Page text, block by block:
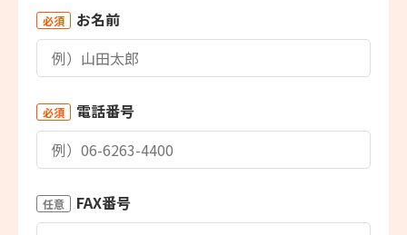
必須 お名前
必須 電話番号
任意 FAX番号